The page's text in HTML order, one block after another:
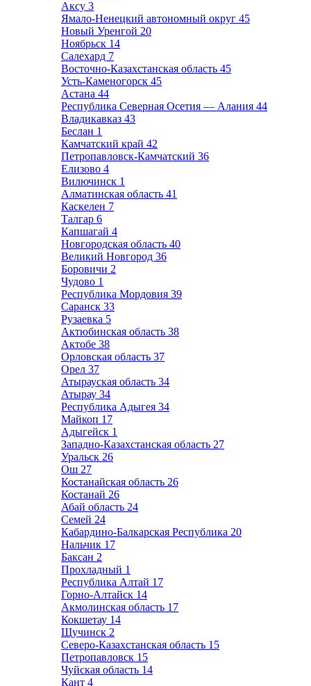
Аксу 3
Ямало-Ненецкий автономный округ 45
Новый Уренгой 20
Ноябрьск 14
Салехард 7
Восточно-Казахстанская область 45
Усть-Каменогорск 45
Астана 44
Республика Северная Осетия — Алания 44
Владикавказ 43
Беслан 1
Камчатский край 42
Петропавловск-Камчатский 36
Елизово 4
Вилючинск 1
Алматинская область 41
Каскелен 7
Талгар 6
Капшагай 4
Новгородская область 40
Великий Новгород 36
Боровичи 2
Чудово 1
Республика Мордовия 39
Саранск 33
Рузаевка 5
Актюбинская область 38
Актобе 38
Орловская область 37
Орел 37
Атырауская область 34
Атырау 34
Республика Адыгея 34
Майкоп 17
Адыгейск 1
Западно-Казахстанская область 27
Уральск 26
Ош 27
Костанайская область 26
Костанай 26
Абай область 24
Семей 24
Кабардино-Балкарская Республика 20
Нальчик 17
Баксан 2
Прохладный 1
Республика Алтай 17
Горно-Алтайск 14
Акмолинская область 17
Кокшетау 14
Щучинск 2
Северо-Казахстанская область 15
Петропавловск 15
Чуйская область 14
Кант 4